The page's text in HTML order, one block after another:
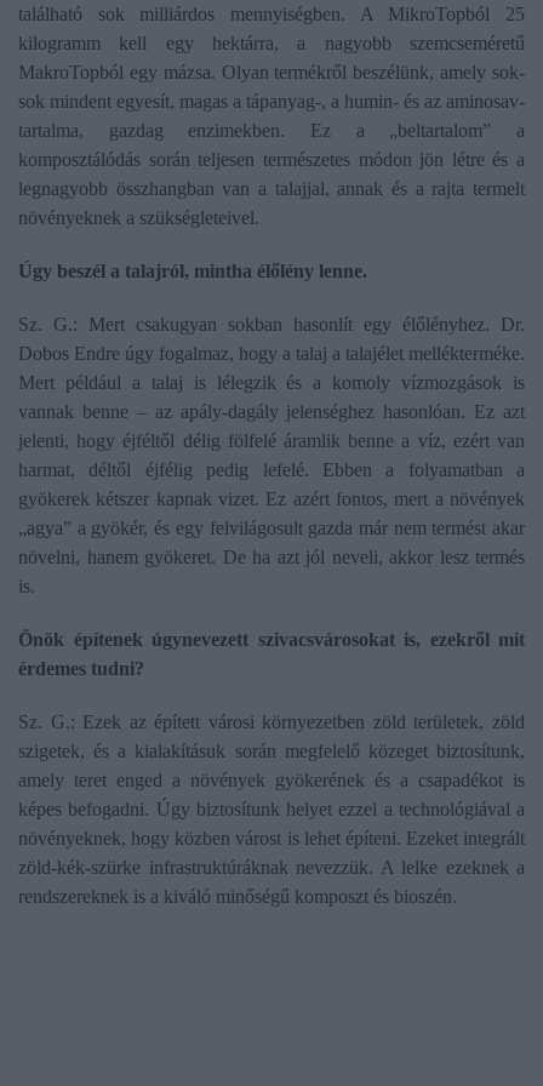
található sok milliárdos mennyiségben. A MikroTopból 25
kilogramm kell egy hektárra, a nagyobb szemcseméretű
MakroTopból egy mázsa. Olyan termékről beszélünk, amely sok-
sok mindent egyesít, magas a tápanyag-, a humin- és az aminosav-
tartalma, gazdag enzimekben. Ez a „beltartalom” a
komposztálódás során teljesen természetes módon jön létre és a
legnagyobb összhangban van a talajjal, annak és a rajta termelt
növényeknek a szükségleteivel.
Úgy beszél a talajról, mintha élőlény lenne.
Sz. G.: Mert csakugyan sokban hasonlít egy élőlényhez. Dr.
Dobos Endre úgy fogalmaz, hogy a talaj a talajélet mellékterméke.
Mert például a talaj is lélegzik és a komoly vízmozgások is
vannak benne – az apály-dagály jelenséghez hasonlóan. Ez azt
jelenti, hogy éjféltől délig fölfelé áramlik benne a víz, ezért van
harmat, déltől éjfélig pedig lefelé. Ebben a folyamatban a
gyökerek kétszer kapnak vizet. Ez azért fontos, mert a növények
„agya” a gyökér, és egy felvilágosult gazda már nem termést akar
növelni, hanem gyökeret. De ha azt jól neveli, akkor lesz termés
is.
Önök építenek úgynevezett szivacsvárosokat is, ezekről mit
érdemes tudni?
Sz. G.: Ezek az épített városi környezetben zöld területek, zöld
szigetek, és a kialakításuk során megfelelő közeget biztosítunk,
amely teret enged a növények gyökerének és a csapadékot is
képes befogadni. Úgy biztosítunk helyet ezzel a technológiával a
növényeknek, hogy közben várost is lehet építeni. Ezeket integrált
zöld-kék-szürke infrastruktúráknak nevezzük. A lelke ezeknek a
rendszereknek is a kiváló minőségű komposzt és bioszén.